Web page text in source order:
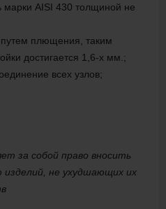
AISI 430 толщиной не
путем плющения, таким
достигается 1,6-х мм.;
всех узлов;
за собой право вносить
изделий, не ухудшающих их